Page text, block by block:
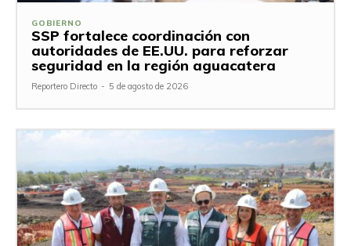
GOBIERNO
SSP fortalece coordinación con
autoridades de EE.UU. para reforzar
seguridad en la región aguacatera
Reportero Directo - 5 de agosto de 2026